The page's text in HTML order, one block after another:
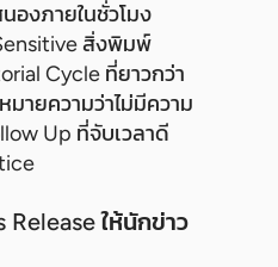
องภายในชั่วโมง
สิ่งพิมพ์
Cycle ที่ยาวกว่า
มายความว่าไม่มีความ
Up ที่จับเวลาดี
Release ให้นักข่าว